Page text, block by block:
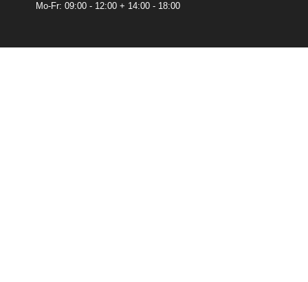
Mo-Fr: 09:00 - 12:00 + 14:00 - 18:00